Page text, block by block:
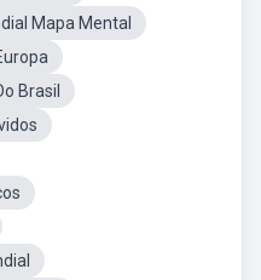
Mapa Mental
Brasil